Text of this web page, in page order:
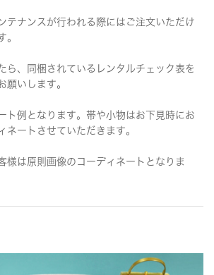
テナンスが行われる際にはご注文いただけ
。
ら、同梱されているレンタルチェック表を
願いします。
ト例となります。帯や小物はお下見時にお
ネートさせていただきます。
様は原則画像のコーディネートとなりま